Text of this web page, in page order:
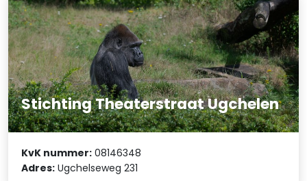
Stichting Theaterstraat Ugchelen
KvK nummer: 08146348
Adres: Ugchelseweg 231